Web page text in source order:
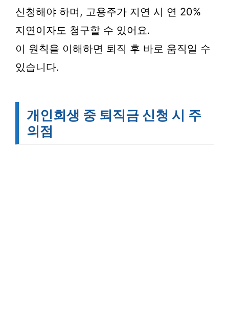
신청해야 하며, 고용주가 지연 시 연 20%
지연이자도 청구할 수 있어요.
이 원칙을 이해하면 퇴직 후 바로 움직일 수
있습니다.
개인회생 중 퇴직금 신청 시 주
의점